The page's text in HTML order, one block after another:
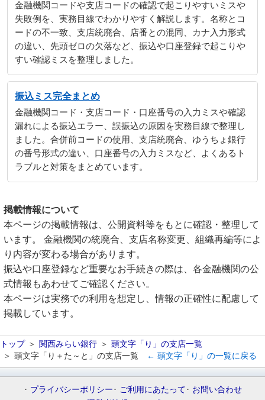
金融機関コードや支店コードの確認で起こりやすいミスや
失敗例を、実務目線でわかりやすく解説します。名称とコ
ードの不一致、支店統廃合、店番との混同、カナ入力形式
の違い、先頭ゼロの欠落など、振込や口座登録で起こりや
すい確認ミスを整理しました。
振込ミス完全まとめ
金融機関コード・支店コード・口座番号の入力ミスや確認
漏れによる振込エラー、誤振込の原因を実務目線で整理し
ました。合併前コードの使用、支店統廃合、ゆうちょ銀行
の番号形式の違い、口座番号の入力ミスなど、よくあるト
ラブルと対策をまとめています。
掲載情報について
本ページの掲載情報は、公開資料等をもとに確認・整理して
います。 金融機関の統廃合、支店名称変更、組織再編等によ
り内容が変わる場合があります。
振込や口座登録など重要なお手続きの際は、各金融機関の公
式情報もあわせてご確認ください。
本ページは実務での利用を想定し、情報の正確性に配慮して
掲載しています。
トップ 関西みらい銀行
頭文字「り」の支店一覧
頭文字「り＋た～と」の支店一覧
← 頭文字「り」の一覧に戻る
プライバシーポリシー ご利用にあたって
お問い合わせ